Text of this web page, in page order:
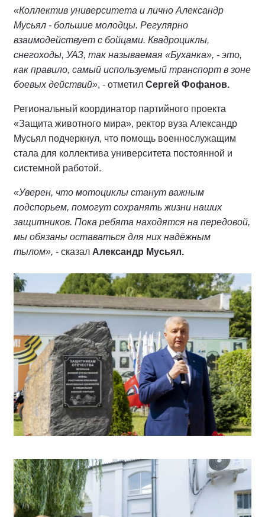
«Коллектив университета и лично Александр
Мусьял - большие молодцы. Регулярно
взаимодействует с бойцами. Квадроциклы,
снегоходы, УАЗ, так называемая «Буханка», - это,
как правило, самый используемый транспорт в зоне
боевых действий», - отметил Сергей Фофанов.
Региональный координатор партийного проекта
«Защита животного мира», ректор вуза Александр
Мусьял подчеркнул, что помощь военнослужащим
стала для коллектива университета постоянной и
системной работой.
«Уверен, что мотоциклы станут важным
подспорьем, помогут сохранять жизни наших
защитников. Пока ребята находятся на передовой,
мы обязаны оставаться для них надёжным
тылом», - сказал Александр Мусьял.